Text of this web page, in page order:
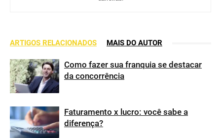
ARTIGOS RELACIONADOS MAIS DO AUTOR
Como fazer sua franquia se destacar
da concorrência
Faturamento x lucro: você sabe a
diferença?